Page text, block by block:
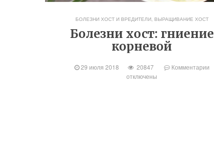
БОЛЕЗНИ ХОСТ И ВРЕДИТЕЛИ, ВЫРАЩИВАНИЕ ХОСТ
Болезни хост: гниение
корневой
29 июля 2018 20847
Комментарии
отключены